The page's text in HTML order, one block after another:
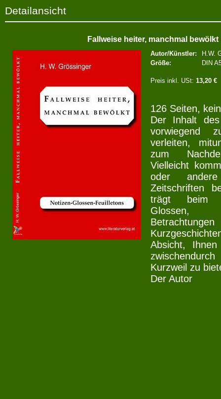
Detailansicht
Fallweise heiter, manchmal bewölkt
Autor/Künstler:
H.W.
Größe:
DIN
Preis inkl. USt: 13,20 €
126 Seiten,
Der Inhalt
vorwiegend
verleiten,
zum
Vielleicht
oder
Zeitschriften
trägt beim
Glossen,
Absicht,
Kurzweil zu
Der Autor